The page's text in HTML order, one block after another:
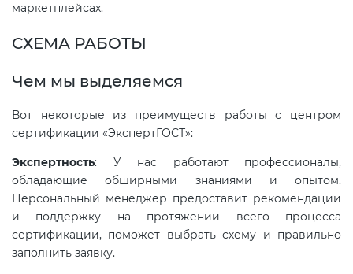
маркетплейсах.
СХЕМА РАБОТЫ
Чем мы выделяемся
Вот некоторые из преимуществ работы с центром
сертификации «ЭкспертГОСТ»:
Экспертность: У нас работают профессионалы,
обладающие обширными знаниями и опытом.
Персональный менеджер предоставит рекомендации
и поддержку на протяжении всего процесса
сертификации, поможет выбрать схему и правильно
заполнить заявку.
Сертификация ресурсов
Остальное
БАДы
по схеме 5Д (ТР ТС 010)
продукции (ТР ТС 021)
Декларирование алкогольной
продукции (ТР ЕАЭС 047)
Декларирование
электромагнитной